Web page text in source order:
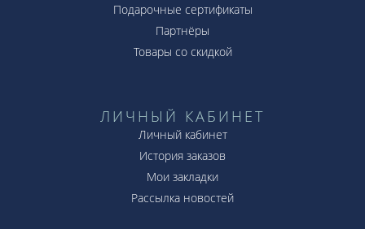
Подарочные сертификаты
Партнёры
Товары со скидкой
ЛИЧНЫЙ КАБИНЕТ
Личный кабинет
История заказов
Мои закладки
Рассылка новостей